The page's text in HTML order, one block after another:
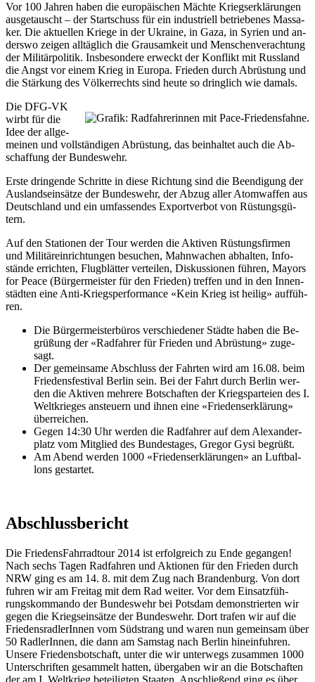
Vor 100 Jah­ren ha­ben die eu­ro­päi­schen Mäch­te Kriegs­er­klä­run­gen
aus­ge­tauscht – der Start­schuss für ein in­dus­tri­ell be­trie­be­nes Mas­sa­
ker. Die ak­tu­el­len Krie­ge in der Ukrai­ne, in Ga­za, in Sy­ri­en und an­
ders­wo zei­gen all­täg­lich die Grau­sam­keit und Men­schen­ver­ach­tung
der Mi­li­tär­po­li­tik. Ins­be­son­de­re er­weckt der Kon­flikt mit Russ­land
die Angst vor ei­nem Krieg in Eu­ro­pa. Frie­den durch Ab­rüs­tung und
die Stär­kung des Völ­ker­rechts sind heu­te so dring­lich wie da­mals.
Die DFG-VK
wirbt für die
Idee der all­ge­
mei­nen und voll­stän­di­gen Ab­rüs­tung, das be­inhal­tet auch die Ab­
schaf­fung der Bun­des­wehr.
Ers­te drin­gen­de Schrit­te in die­se Rich­tung sind die Be­en­di­gung der
Aus­lands­ein­sät­ze der Bun­des­wehr, der Ab­zug al­ler Atom­waf­fen aus
Deutsch­land und ein um­fas­sen­des Ex­port­ver­bot von Rüs­tungs­gü­
tern.
Auf den Sta­tio­nen der Tour wer­den die Ak­ti­ven Rüs­tungs­fir­men
und Mi­li­tär­ein­rich­tun­gen be­su­chen, Mahn­wa­chen ab­hal­ten, In­fo­
stän­de er­rich­ten, Flug­blät­ter ver­tei­len, Dis­kus­sio­nen füh­ren, Ma­yors
for Peace (Bür­ger­meis­ter für den Frie­den) tref­fen und in den In­nen­
städ­ten ei­ne An­ti-Kriegs­per­for­mance «Kein Krieg ist hei­lig» auf­füh­
ren.
Die Bür­ger­meis­ter­bü­ros ver­schie­de­ner Städ­te ha­ben die Be­
grü­ßung der «Rad­fah­rer für Frie­den und Ab­rüs­tung» zu­ge­
sagt.
Der ge­mein­sa­me Ab­schluss der Fahr­ten wird am 16.08. beim
Frie­dens­fes­ti­val Ber­lin sein. Bei der Fahrt durch Ber­lin wer­
den die Ak­ti­ven meh­re­re Bot­schaf­ten der Kriegs­par­tei­en des I.
Welt­krie­ges an­steu­ern und ih­nen ei­ne «Frie­dens­er­klä­rung»
über­rei­chen.
Ge­gen 14:30 Uhr wer­den die Rad­fah­rer auf dem Alex­an­der­
platz vom Mit­glied des Bun­des­ta­ges, Gre­gor Gy­si be­grü­ßt.
Am Abend wer­den 1000 «Frie­dens­er­klä­run­gen» an Luft­bal­
lons ge­star­tet.
Abschlussbericht
Die Frie­dens­Fahr­rad­tour 2014 ist er­folg­reich zu En­de ge­gan­gen!
Nach sechs Ta­gen Rad­fah­ren und Ak­tio­nen für den Frie­den durch
NRW ging es am 14. 8. mit dem Zug nach Bran­den­burg. Von dort
fuh­ren wir am Frei­tag mit dem Rad wei­ter. Vor dem Ein­satz­füh­
rungs­kom­man­do der Bun­des­wehr bei Pots­dam de­mons­trier­ten wir
ge­gen die Kriegs­ein­sät­ze der Bun­des­wehr. Dort tra­fen wir auf die
Frie­dens­rad­le­rIn­nen vom Süd­strang und wa­ren nun ge­mein­sam über
50 Rad­le­rIn­nen, die dann am Sams­tag nach Ber­lin hin­ein­fuh­ren.
Un­se­re Frie­dens­bot­schaft, un­ter die wir un­ter­wegs zu­sam­men 1000
Un­ter­schrif­ten ge­sam­melt hat­ten, über­ga­ben wir an die Bot­schaf­ten